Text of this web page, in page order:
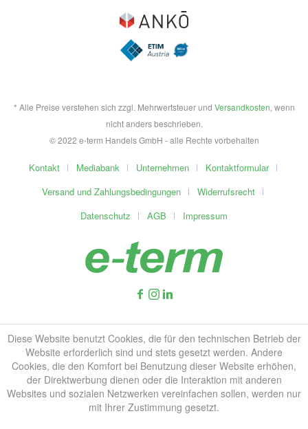
* Alle Preise verstehen sich zzgl. Mehrwertsteuer und Versandkosten, wenn
nicht anders beschrieben.
© 2022 e-term Handels GmbH - alle Rechte vorbehalten
Kontakt Mediabank Unternehmen
Kontaktformular
Versand und Zahlungsbedingungen
Widerrufsrecht
Datenschutz
AGB Impressum
Diese Website benutzt Cookies, die für den technischen Betrieb der
Website erforderlich sind und stets gesetzt werden. Andere
Cookies, die den Komfort bei Benutzung dieser Website erhöhen,
der Direktwerbung dienen oder die Interaktion mit anderen
Websites und sozialen Netzwerken vereinfachen sollen, werden nur
mit Ihrer Zustimmung gesetzt.